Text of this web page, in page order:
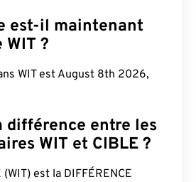
est-il maintenant
WIT ?
WIT est August 8th 2026,
différence entre les
WIT et CIBLE ?
(WIT) est la DIFFÉRENCE